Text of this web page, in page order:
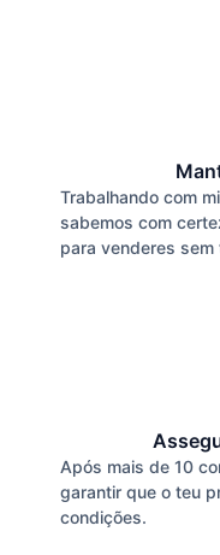
Trabalhando com
sabemos com
para venderes
Após mais de 10
garantir que o teu
condições.